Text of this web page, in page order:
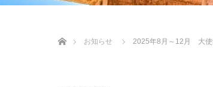
お知らせ
2025年8月～12月 大使